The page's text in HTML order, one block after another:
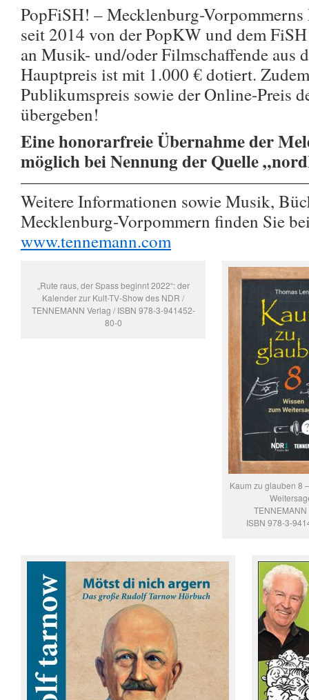
PopFiSH! – Mecklenburg-
seit 2014 von der PopKW und dem
an Musik- und/oder Filmschaffende aus
Hauptpreis ist mit 1.000 € dotiert.
Publikumspreis sowie der Online-Preis
übergeben!
Eine honorarfreie Übernahme der
möglich bei Nennung der Quelle
Weitere Informationen sowie Musik,
Mecklenburg-Vorpommern finden Sie
www.tennemann.com
„Rute raus, der Spass beginnt 2022“: der
Kalender zur Kult-TV-Show des NDR /
TENNEMANN Verlag / ISBN 978-3-941452-
80-0
Kaum zu glauben 8
ISBN 978-3-